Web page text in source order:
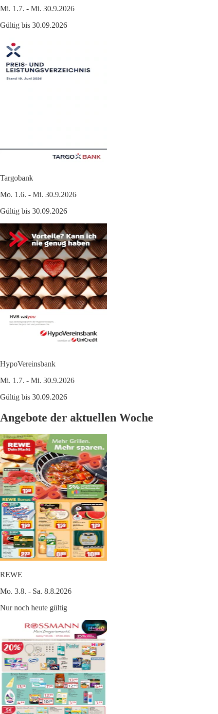
Mi. 1.7. - Mi. 30.9.2026
Gültig bis 30.09.2026
Targobank
Mo. 1.6. - Mi. 30.9.2026
Gültig bis 30.09.2026
HypoVereinsbank
Mi. 1.7. - Mi. 30.9.2026
Gültig bis 30.09.2026
Angebote der aktuellen Woche
REWE
Mo. 3.8. - Sa. 8.8.2026
Nur noch heute gültig